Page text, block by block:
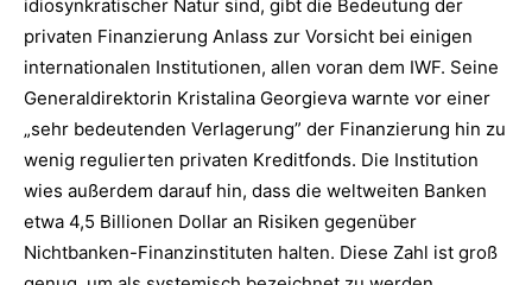
idiosynkratischer Natur sind, gibt die Bedeutung der
privaten Finanzierung Anlass zur Vorsicht bei einigen
internationalen Institutionen, allen voran dem IWF. Seine
Generaldirektorin Kristalina Georgieva warnte vor einer
„sehr bedeutenden Verlagerung” der Finanzierung hin zu
wenig regulierten privaten Kreditfonds. Die Institution
wies außerdem darauf hin, dass die weltweiten Banken
etwa 4,5 Billionen Dollar an Risiken gegenüber
Nichtbanken-Finanzinstituten halten. Diese Zahl ist groß